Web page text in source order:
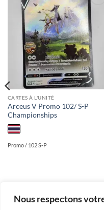
Nous respectons
Add to
wishlist
CARTES À L'UNITÉ
Arceus V Promo 102/ S-P
Championships
Promo / 102 S-P